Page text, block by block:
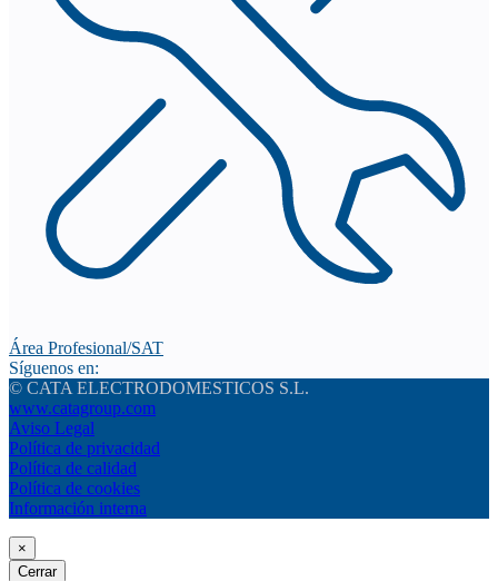
Área Profesional/SAT
Síguenos en:
© CATA ELECTRODOMESTICOS S.L.
www.catagroup.com
Aviso Legal
Política de privacidad
Política de calidad
Política de cookies
Información interna
×
Cerrar